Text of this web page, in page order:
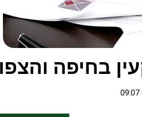
בחיפה
09:07